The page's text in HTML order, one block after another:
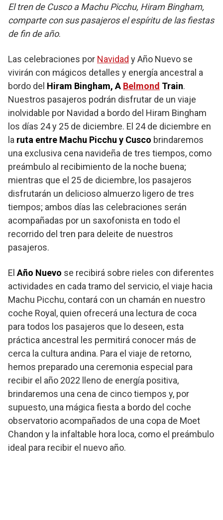
El tren de Cusco a Machu Picchu, Hiram Bingham,
comparte con sus pasajeros el espíritu de las fiestas
de fin de año.
Las celebraciones por Navidad y Año Nuevo se
vivirán con mágicos detalles y energía ancestral a
bordo del Hiram Bingham, A Belmond Train.
Nuestros pasajeros podrán disfrutar de un viaje
inolvidable por Navidad a bordo del Hiram Bingham
los días 24 y 25 de diciembre. El 24 de diciembre en
la ruta entre Machu Picchu y Cusco brindaremos
una exclusiva cena navideña de tres tiempos, como
preámbulo al recibimiento de la noche buena;
mientras que el 25 de diciembre, los pasajeros
disfrutarán un delicioso almuerzo ligero de tres
tiempos; ambos días las celebraciones serán
acompañadas por un saxofonista en todo el
recorrido del tren para deleite de nuestros
pasajeros.
ElAño Nuevo se recibirá sobre rieles con diferentes
actividades en cada tramo del servicio, el viaje hacia
Machu Picchu, contará con un chamán en nuestro
coche Royal, quien ofrecerá una lectura de coca
para todos los pasajeros que lo deseen, esta
práctica ancestral les permitirá conocer más de
cerca la cultura andina. Para el viaje de retorno,
hemos preparado una ceremonia especial para
recibir el año 2022 lleno de energía positiva,
brindaremos una cena de cinco tiempos y, por
supuesto, una mágica fiesta a bordo del coche
observatorio acompañados de una copa de Moet
Chandon y la infaltable hora loca, como el preámbulo
ideal para recibir el nuevo año.